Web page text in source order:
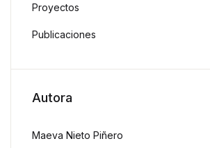
Proyectos
Publicaciones
Autora
Maeva Nieto Piñero